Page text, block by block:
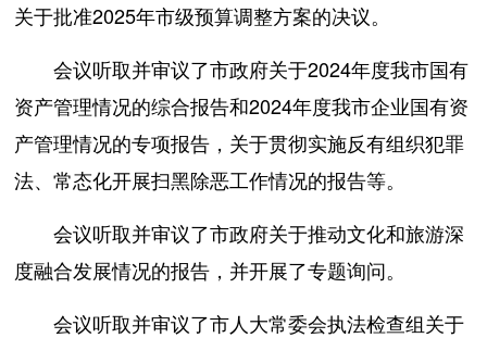
关于批准2025年市级预算调整方案的决议。
会议听取并审议了市政府关于2024年度我市国有
资产管理情况的综合报告和2024年度我市企业国有资
产管理情况的专项报告，关于贯彻实施反有组织犯罪
法、常态化开展扫黑除恶工作情况的报告等。
会议听取并审议了市政府关于推动文化和旅游深
度融合发展情况的报告，并开展了专题询问。
会议听取并审议了市人大常委会执法检查组关于